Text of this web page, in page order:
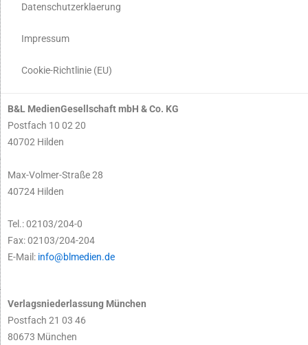
Datenschutzerklaerung
Impressum
Cookie-Richtlinie (EU)
B&L MedienGesellschaft mbH & Co. KG
Postfach 10 02 20
40702 Hilden
Max-Volmer-Straße 28
40724 Hilden
Tel.: 02103/204-0
Fax: 02103/204-204
E-Mail: info@blmedien.de
Verlagsniederlassung München
Postfach 21 03 46
80673 München